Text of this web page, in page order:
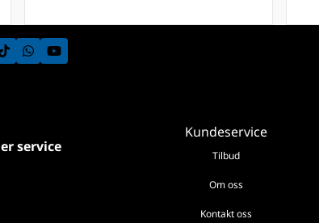
service
Kundeservice
Tilbud
Om oss
Kontakt oss